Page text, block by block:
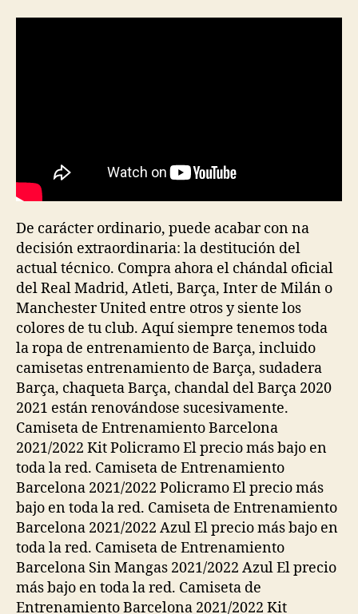
De carácter ordinario, puede acabar con na
decisión extraordinaria: la destitución del
actual técnico. Compra ahora el chándal oficial
del Real Madrid, Atleti, Barça, Inter de Milán o
Manchester United entre otros y siente los
colores de tu club. Aquí siempre tenemos toda
la ropa de entrenamiento de Barça, incluido
camisetas entrenamiento de Barça, sudadera
Barça, chaqueta Barça, chandal del Barça 2020
2021 están renovándose sucesivamente.
Camiseta de Entrenamiento Barcelona
2021/2022 Kit Policramo El precio más bajo en
toda la red. Camiseta de Entrenamiento
Barcelona 2021/2022 Policramo El precio más
bajo en toda la red. Camiseta de Entrenamiento
Barcelona 2021/2022 Azul El precio más bajo en
toda la red. Camiseta de Entrenamiento
Barcelona Sin Mangas 2021/2022 Azul El precio
más bajo en toda la red. Camiseta de
Entrenamiento Barcelona 2021/2022 Kit